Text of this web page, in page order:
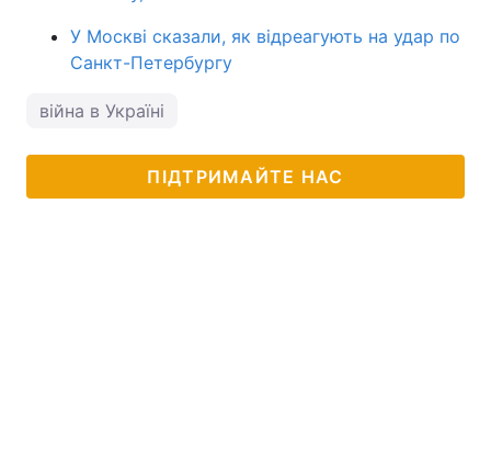
У Москві сказали, як відреагують на удар по
Санкт-Петербургу
війна в Україні
ПІДТРИМАЙТЕ НАС